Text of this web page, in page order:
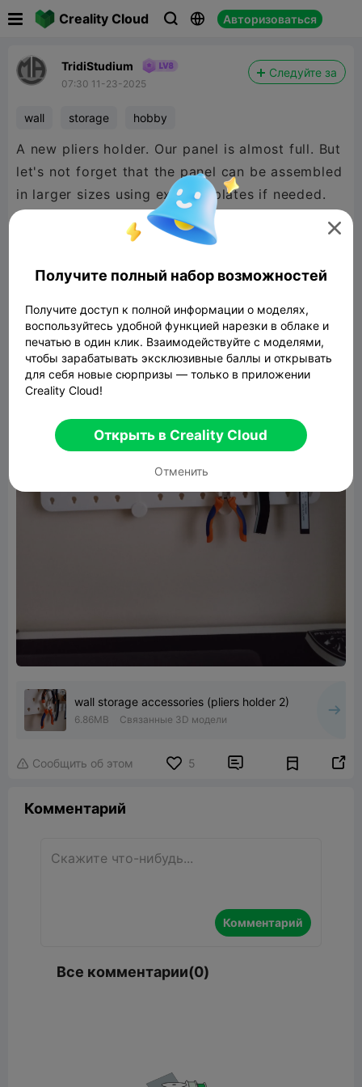
Creality Cloud   Авторизоваться
TridiStudium
07:30 11-23-2025
Следуйте за
wall storage hobby
A new pliers holder. Our panel is almost full. But
let's not forget that the panel can be assembled
in larger sizes using existing plates if needed.
wall storage accessories (pliers holder 2)
6.86MB Связанные 3D модели
 Сообщить об этом 5  
Комментарий
Комментарий
Все комментарии(0)

Получите полный набор возможностей
Получите доступ к полной информации о моделях,
воспользуйтесь удобной функцией нарезки в облаке и
печатью в один клик. Взаимодействуйте с моделями,
чтобы зарабатывать эксклюзивные баллы и открывать
для себя новые сюрпризы — только в приложении
Creality Cloud!
Открыть в Creality Cloud
Отменить